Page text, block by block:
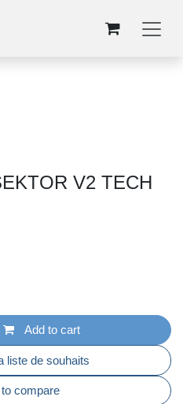
V2 TECH
Add to cart
compare
de souhaits